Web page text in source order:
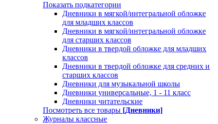
Показать подкатегории
Дневники в мягкой/интегральной обложке
для младших классов
Дневники в мягкой/интегральной обложке
для старших классов
Дневники в твердой обложке для младших
классов
Дневники в твердой обложке для средних и
старших классов
Дневники для музыкальной школы
Дневники универсальные, 1 - 11 класс
Дневники читательские
Посмотреть все товары [Дневники]
Журналы классные